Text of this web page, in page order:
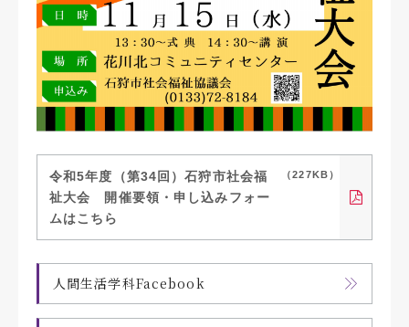
令和5年度（第34回）石狩市社会福
祉大会 開催要領・申し込みフォー
ムはこちら
（227KB）
人間生活学科Facebook